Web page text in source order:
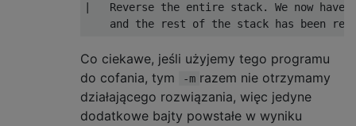
|   Reverse the entire stack. We now have
Co ciekawe, jeśli użyjemy tego programu
do cofania, tym
-m razem nie otrzymamy
działającego rozwiązania, więc jedyne
dodatkowe bajty powstałe w wyniku